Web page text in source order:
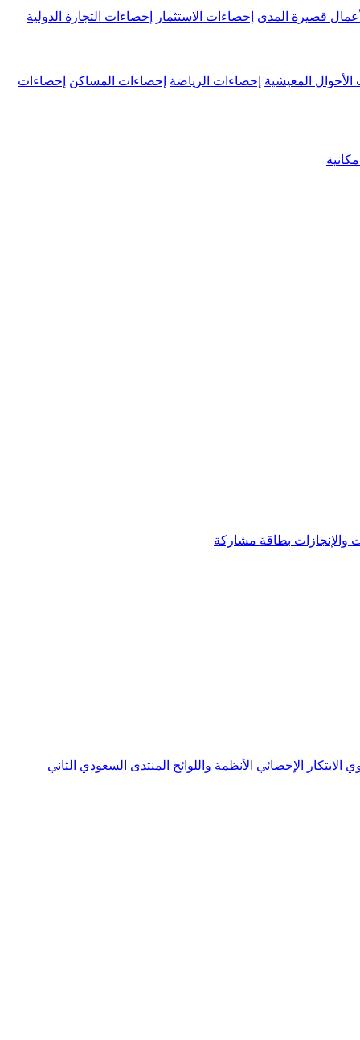
قصيرة المدى إحصاءات الاستثمار إحصاءات التجارة الدولية
الأحوال المعيشية إحصاءات الرياضة إحصاءات المساكن إحصاءات
والإنجازات بطاقة مشاركة
الابتكار الإحصائي الأنظمة واللوائح المنتدى السعودي الثاني